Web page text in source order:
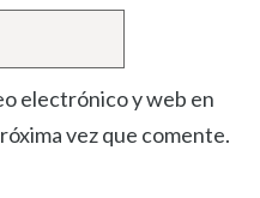
electrónico y web en
vez que comente.